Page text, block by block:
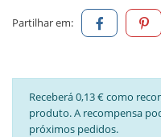
Partilhar em:
Receberá 0,13 € como
produto. A recompensa
próximos pedidos.